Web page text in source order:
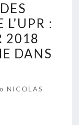
L’UPR :
2018
DANS
NICOLAS